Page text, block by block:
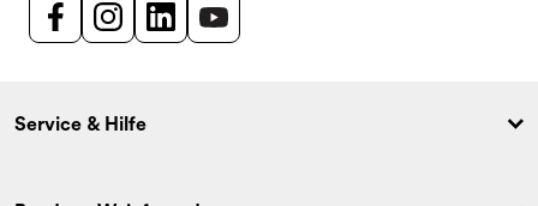
Service & Hilfe